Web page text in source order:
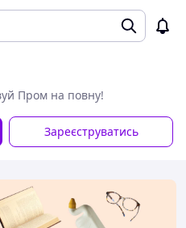
Пром на повну!
Зареєструватись